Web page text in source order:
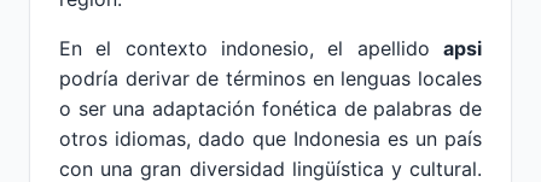
En el contexto indonesio, el apellido apsi
podría derivar de términos en lenguas locales
o ser una adaptación fonética de palabras de
otros idiomas, dado que Indonesia es un país
con una gran diversidad lingüística y cultural.